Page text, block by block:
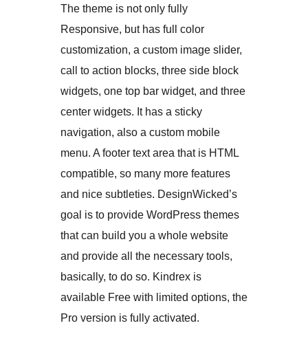
The theme is not only fully
Responsive, but has full color
customization, a custom image slider,
call to action blocks, three side block
widgets, one top bar widget, and three
center widgets. It has a sticky
navigation, also a custom mobile
menu. A footer text area that is HTML
compatible, so many more features
and nice subtleties. DesignWicked’s
goal is to provide WordPress themes
that can build you a whole website
and provide all the necessary tools,
basically, to do so. Kindrex is
available Free with limited options, the
Pro version is fully activated.